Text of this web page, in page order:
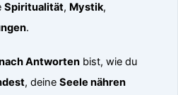
Spiritualität, Mystik,
.
Antworten bist, wie du
, deineSeele nähren